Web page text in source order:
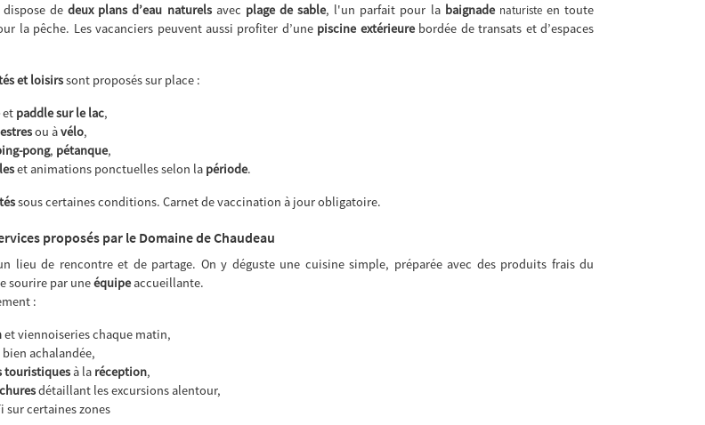
dedeux plans d’eau naturelsavec plage de sable, l'un parfait pour la baignade naturisteen toute
la pêche. Les vacanciers peuvent aussi profiter d’une piscine extérieurebordée de transats et d’espaces
et loisirssont proposés sur place :
et paddle sur le lac,
ou àvélo,
pong, pétanque,
et animations ponctuelles selon la période.
sous certaines conditions. Carnet de vaccination à jour obligatoire.
proposés par le Domaine de Chaudeau
lieu de rencontre et de partage. On y déguste une cuisine simple, préparée avec des produits frais du
sourire par uneéquipeaccueillante.
:
et viennoiseries chaque matin,
achalandée,
touristiquesà la réception,
détaillant les excursions alentour,
sur certaines zones